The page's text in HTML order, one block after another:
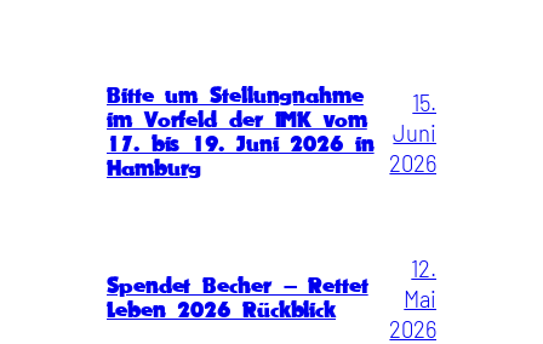
Bitte um Stellungnahme
im Vorfeld der IMK vom
17. bis 19. Juni 2026 in
Hamburg
15.
Juni
2026
Spendet Becher – Rettet
Leben 2026 Rückblick
12.
Mai
2026